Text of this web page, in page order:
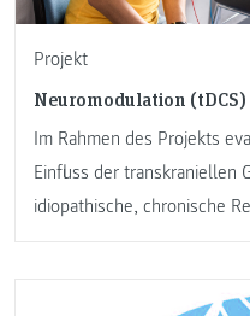
Projekt
Neuromodulation
Im Rahmen des Projekts
Einfluss der transkraniellen
idiopathische, chronische